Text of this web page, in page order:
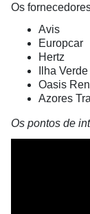
Os
Avis
Europcar
Hertz
Ilha Verde
Oasis
Azores
Os pontos de